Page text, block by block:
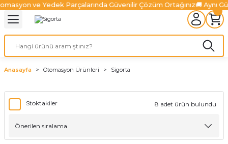
ve Yedek Parçalarında Güvenilir Çözüm Ortağınız🚚 Aynı
Geri Dön
Sistemleri
Üniteleri
Geri Dön
Geri Dön
Ürünleri Fiber Lazer Ürünleri
Fiber Lazer Koruyucu Camlar
Ürünleri
Geri Dön
Geri Dön
Sistemleri
Geri Dön
Ürünleri
Anasayfa Otomasyon Ürünleri Sigorta
Stoktakiler 8 adet ürün bulundu